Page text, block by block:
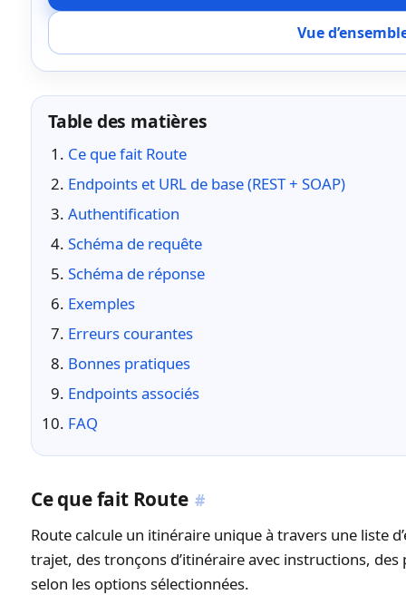
Vue
Table des matières
Ce que fait Route
Endpoints et URL de base (REST + SOAP)
Authentification
Schéma de requête
Schéma de réponse
Exemples
Erreurs courantes
Bonnes pratiques
Endpoints associés
FAQ
Ce que fait Route #
Route calcule un itinéraire unique à travers une liste
trajet, des tronçons d’itinéraire avec instructions,
selon les options sélectionnées.